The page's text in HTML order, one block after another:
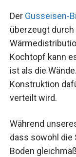
Der Gusseisen-
überzeugt
Kochtopf kann
ist als die
Konstruktion
verteilt wird.
Während
dass sowohl die
Boden